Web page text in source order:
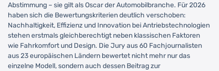
Abstimmung – sie gilt als Oscar der Automobilbranche. Für 2026
haben sich die Bewertungskriterien deutlich verschoben:
Nachhaltigkeit, Effizienz und Innovation bei Antriebstechnologien
stehen erstmals gleichberechtigt neben klassischen Faktoren
wie Fahrkomfort und Design. Die Jury aus 60 Fachjournalisten
aus 23 europäischen Ländern bewertet nicht mehr nur das
einzelne Modell, sondern auch dessen Beitrag zur